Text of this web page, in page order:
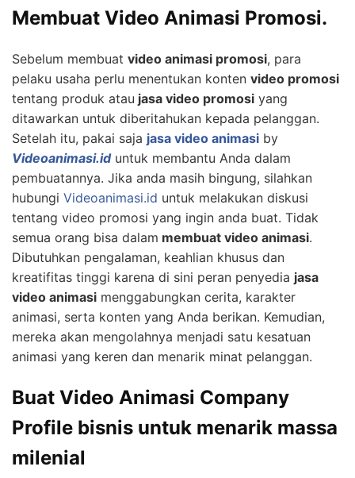
Membuat Video Animasi Promosi.
Sebelum membuat video animasi promosi, para
pelaku usaha perlu menentukan konten video promosi
tentang produk atau jasa video promosi yang
ditawarkan untuk diberitahukan kepada pelanggan.
Setelah itu, pakai saja jasa video animasi by
Videoanimasi.iduntuk membantu Anda dalam
pembuatannya. Jika anda masih bingung, silahkan
hubungi Videoanimasi.id untuk melakukan diskusi
tentang video promosi yang ingin anda buat. Tidak
semua orang bisa dalam membuat video animasi.
Dibutuhkan pengalaman, keahlian khusus dan
kreatifitas tinggi karena di sini peran penyedia jasa
video animasi menggabungkan cerita, karakter
animasi, serta konten yang Anda berikan. Kemudian,
mereka akan mengolahnya menjadi satu kesatuan
animasi yang keren dan menarik minat pelanggan.
Buat Video Animasi Company
Profile bisnis untuk menarik massa
milenial